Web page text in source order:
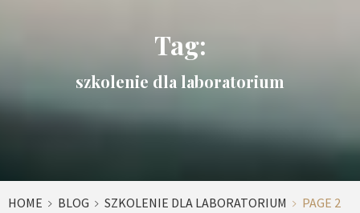
Tag:
szkolenie dla laboratorium
HOME BLOG SZKOLENIE DLA LABORATORIUM PAGE 2